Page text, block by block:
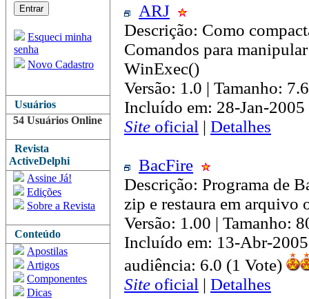
Esqueci minha
senha
Novo Cadastro
Usuários
54 Usuários Online
Revista
ActiveDelphi
Assine Já!
Edições
Sobre a Revista
Conteúdo
Apostilas
Artigos
Componentes
Dicas
ARJ
Descrição: Como
Comandos para
WinExec()
Versão: 1.0 | Tamanho:
Incluído em: 28-Jan-
Site oficial | Detalhes
BacFire
Descrição: Programa de
zip e restaura em arquivo
Versão: 1.00 | Tamanho:
Incluído em: 13-Abr-
audiência: 6.0 (1 Vote)
Site oficial | Detalhes